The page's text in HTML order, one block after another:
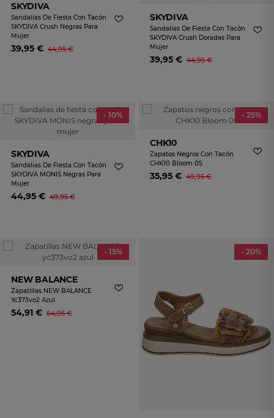
SKYDIVA
Sandalias De Fiesta Con Tacón
SKYDIVA Crush Negras Para
Mujer
39,95 € 44,95 €
SKYDIVA
Sandalias De Fiesta Con Tacón
SKYDIVA Crush Doradas Para
Mujer
39,95 € 44,95 €
- 10%
SKYDIVA
Sandalias De Fiesta Con Tacón
SKYDIVA MONIS Negras Para
Mujer
44,95 € 49,95 €
- 25%
CHK10
Zapatos Negros Con Tacón
CHK10 Bloom 05
35,95 € 49,95 €
- 15%
NEW BALANCE
Zapatillas NEW BALANCE
Yc373vo2 Azul
54,91 € 64,95 €
- 20%